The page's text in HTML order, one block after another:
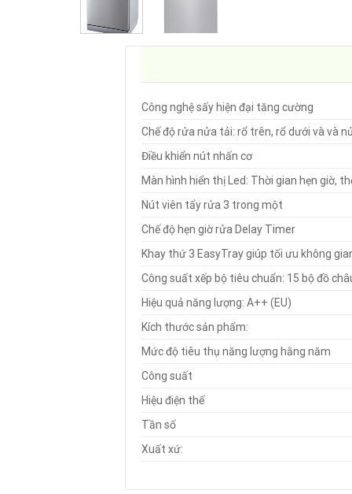
Công nghệ sấy hiện đại tăng cường
Chế độ rửa nửa tải: rổ trên, rổ dưới và và
Điều khiển nút nhấn cơ
Màn hình hiển thị Led: Thời gian hẹn giờ,
Nút viên tẩy rửa 3 trong một
Chế độ hẹn giờ rửa Delay Timer
Khay thứ 3 EasyTray giúp tối ưu không
Công suất xếp bộ tiêu chuẩn: 15 bộ đồ
Hiệu quả năng lượng: A++ (EU)
Kích thước sản phẩm:
Mức độ tiêu thụ năng lượng hằng năm
Công suất
Hiệu điện thế
Tần số
Xuất xứ: